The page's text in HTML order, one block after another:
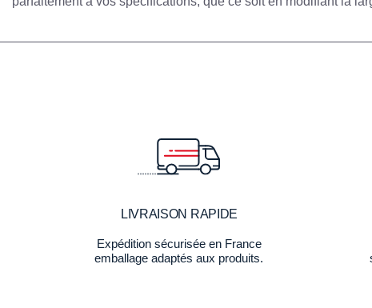
LIVRAISON RAPIDE
Expédition sécurisée en France
emballage adaptés aux produits.